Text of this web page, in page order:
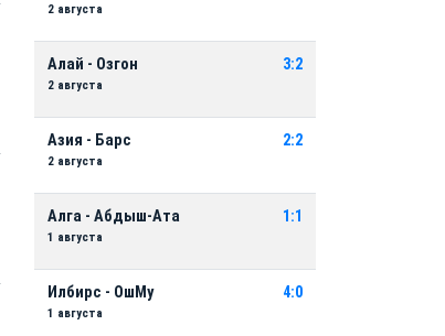
2 августа
Алай - Озгон
2 августа
3:2
Азия - Барс
2 августа
2:2
Алга - Абдыш-Ата
1 августа
1:1
Илбирс - ОшМу
1 августа
4:0